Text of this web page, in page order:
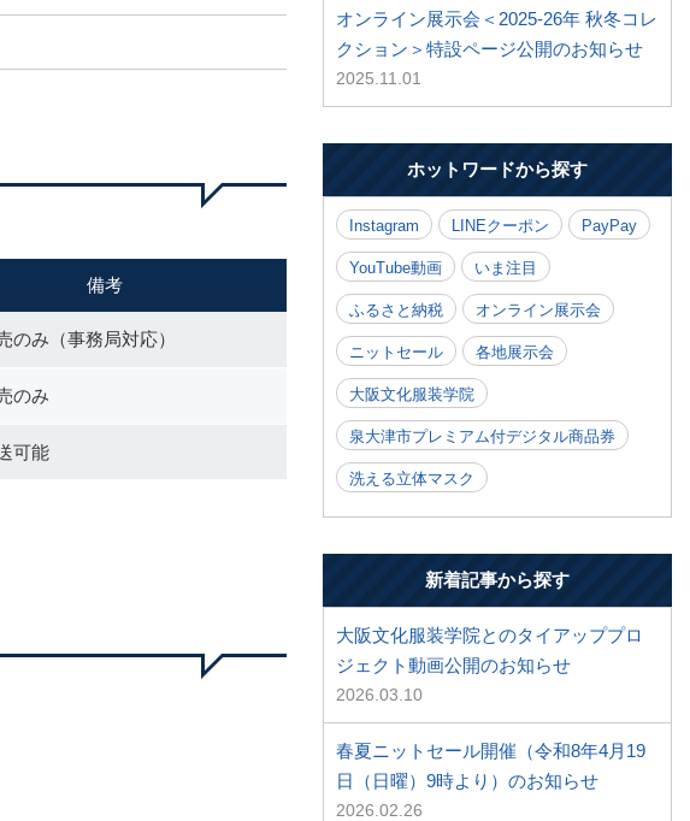
備考
のみ（事務局対応）
のみ
可能
オンライン展示会＜2025-26年 秋冬コレ
クション＞特設ページ公開のお知らせ
2025.11.01
ホットワードから探す
Instagram LINEクーポン PayPay
YouTube動画 いま注目
ふるさと納税 オンライン展示会
ニットセール 各地展示会
大阪文化服装学院
泉大津市プレミアム付デジタル商品券
洗える立体マスク
新着記事から探す
大阪文化服装学院とのタイアッププロ
ジェクト動画公開のお知らせ
2026.03.10
春夏ニットセール開催（令和8年4月19
日（日曜）9時より）のお知らせ
2026.02.26